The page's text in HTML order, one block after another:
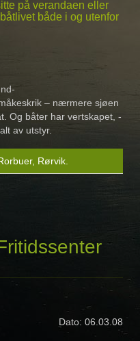
på verandaen eller
både i og utenfor
– nærmere sjøen
Og båter har vertskapet, -
av utstyr.
Rørvik.
Dato: 06.03.08